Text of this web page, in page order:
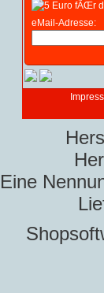
eMail-Adresse:
Eine